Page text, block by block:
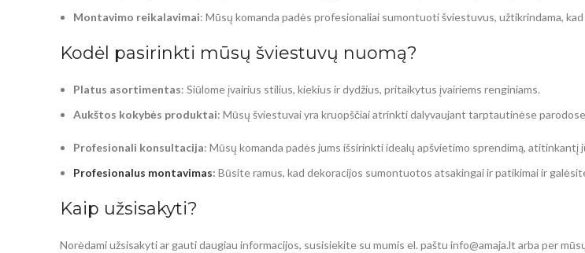
Montavimo reikalavimai: Mūsų komanda padės profesionaliai sumontuoti šviestuvus, užtikrindama,
Kodėl pasirinkti mūsų šviestuvų nuomą?
Platus asortimentas: Siūlome įvairius stilius, kiekius ir dydžius, pritaikytus įvairiems renginiams.
Aukštos kokybės produktai: Mūsų šviestuvai yra kruopščiai atrinkti dalyvaujant tarptautinėse
Profesionali konsultacija: Mūsų komanda padės jums išsirinkti idealų apšvietimo sprendimą, atitinkantį
Profesionalus montavimas: Būsite ramus, kad dekoracijos sumontuotos atsakingai ir patikimai ir
Kaip užsisakyti?
Norėdami užsisakyti ar gauti daugiau informacijos, susisiekite su mumis el. paštu info@amaja.lt arba per